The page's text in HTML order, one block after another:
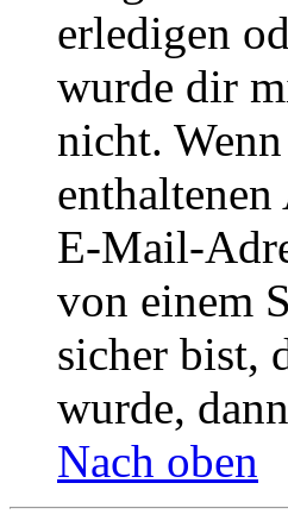
erledigen
wurde dir
nicht.
E-Mail-
von einem
sicher bist,
wurde,
Nach oben